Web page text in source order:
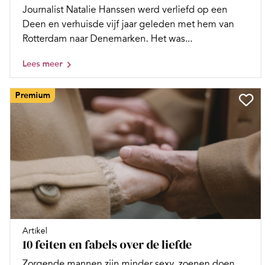
Journalist Natalie Hanssen werd verliefd op een
Deen en verhuisde vijf jaar geleden met hem van
Rotterdam naar Denemarken. Het was...
Lees meer
Premium
Artikel
10 feiten en fabels over de liefde